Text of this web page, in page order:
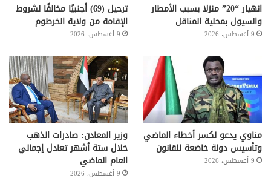
انهيار “20” منزلا بسبب الأمطار
والسيول بمحلية المناقل
9 أغسطس، 2026
ترحيل (69) أجنبيًا مخالفًا لشروط
الإقامة من ولاية الخرطوم
9 أغسطس، 2026
مناوي يدعو لكسر أخطاء الماضي
وتأسيس دولة خاضعة للقانون
9 أغسطس، 2026
وزير المعادن: صادرات الذهب
خلال ستة أشهر تعادل إجمالي
العام الماضي
9 أغسطس، 2026